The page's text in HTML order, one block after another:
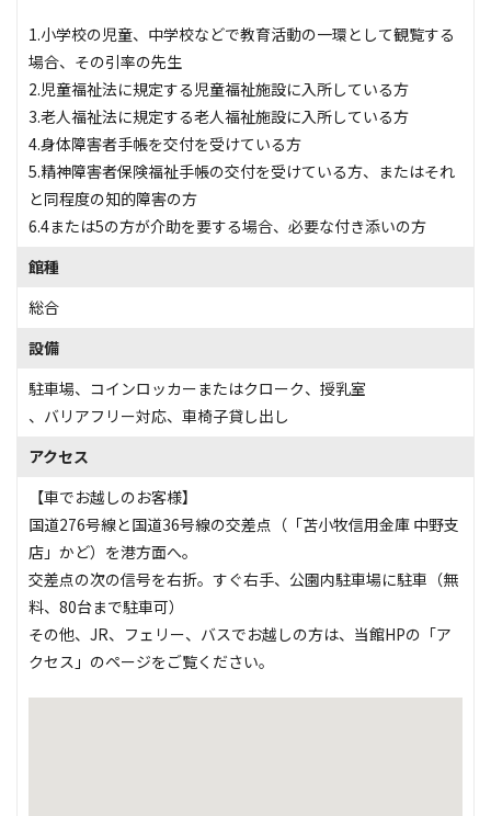
1.小学校の児童、中学校などで教育活動の一環として観覧する
場合、その引率の先生
2.児童福祉法に規定する児童福祉施設に入所している方
3.老人福祉法に規定する老人福祉施設に入所している方
4.身体障害者手帳を交付を受けている方
5.精神障害者保険福祉手帳の交付を受けている方、またはそれ
と同程度の知的障害の方
6.4または5の方が介助を要する場合、必要な付き添いの方
館種
総合
設備
駐車場、 コインロッカーまたはクローク、 授乳室
、 バリアフリー対応、 車椅子貸し出し
アクセス
【車でお越しのお客様】
国道276号線と国道36号線の交差点（「苫小牧信用金庫 中野支
店」かど）を港方面へ。
交差点の次の信号を右折。すぐ右手、公園内駐車場に駐車（無
料、80台まで駐車可）
その他、JR、フェリー、バスでお越しの方は、当館HPの「ア
クセス」のページをご覧ください。